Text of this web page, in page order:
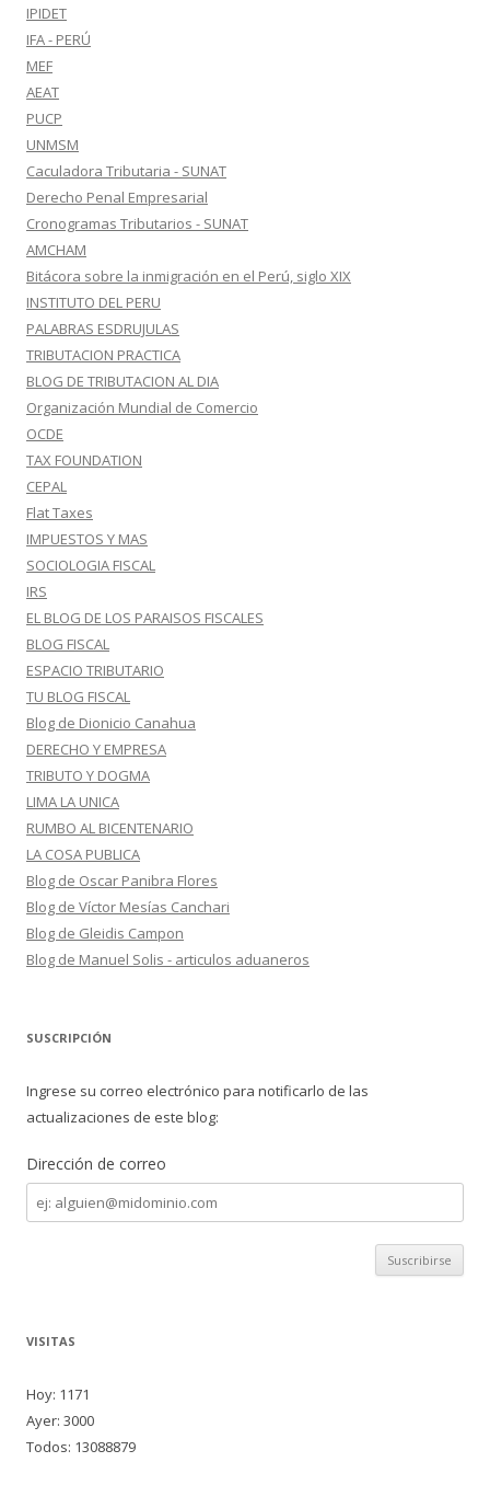
IPIDET
IFA - PERÚ
MEF
AEAT
PUCP
UNMSM
Caculadora Tributaria - SUNAT
Derecho Penal Empresarial
Cronogramas Tributarios - SUNAT
AMCHAM
Bitácora sobre la inmigración en el Perú, siglo XIX
INSTITUTO DEL PERU
PALABRAS ESDRUJULAS
TRIBUTACION PRACTICA
BLOG DE TRIBUTACION AL DIA
Organización Mundial de Comercio
OCDE
TAX FOUNDATION
CEPAL
Flat Taxes
IMPUESTOS Y MAS
SOCIOLOGIA FISCAL
IRS
EL BLOG DE LOS PARAISOS FISCALES
BLOG FISCAL
ESPACIO TRIBUTARIO
TU BLOG FISCAL
Blog de Dionicio Canahua
DERECHO Y EMPRESA
TRIBUTO Y DOGMA
LIMA LA UNICA
RUMBO AL BICENTENARIO
LA COSA PUBLICA
Blog de Oscar Panibra Flores
Blog de Víctor Mesías Canchari
Blog de Gleidis Campon
Blog de Manuel Solis - articulos aduaneros
SUSCRIPCIÓN
Ingrese su correo electrónico para notificarlo de las
actualizaciones de este blog:
Dirección de correo
Dirección
de
correo
VISITAS
Hoy: 1171
Ayer: 3000
Todos: 13088879